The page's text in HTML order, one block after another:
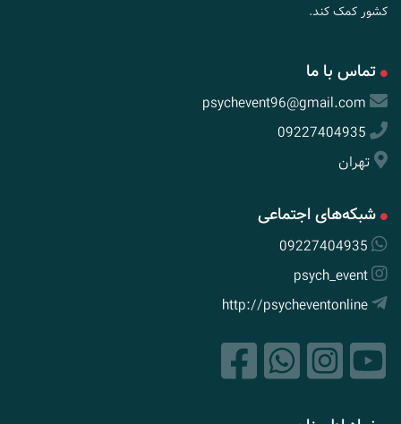
کشور کمک کند.
تماس با ما
psychevent96@gmail.com
09227404935
تهران
شبکه‌های اجتماعی
09227404935
psych_event
http://psycheventonline